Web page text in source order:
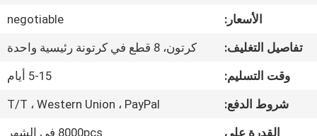
معلومات
عنا
جولة
الأسعار:
negotiable
تفاصيل التغليف:
كرتون، 8 قطع في كرتونة رئيسية واحدة
وقت التسليم:
5-15 أيام
شروط الدفع:
T/T ، Western Union ، PayPal
القدرة على
8000pcs في الشهر